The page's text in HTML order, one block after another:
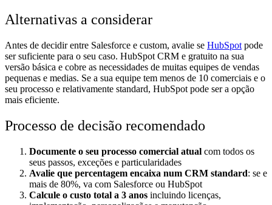
Alternativas a considerar
Antes de decidir entre Salesforce e custom, avalie se HubSpot pode
ser suficiente para o seu caso. HubSpot CRM e gratuito na sua
versão básica e cobre as necessidades de muitas equipes de vendas
pequenas e medias. Se a sua equipe tem menos de 10 comerciais e o
seu processo e relativamente standard, HubSpot pode ser a opção
mais eficiente.
Processo de decisão recomendado
Documente o seu processo comercial atual com todos os
seus passos, exceções e particularidades
Avalie que percentagem encaixa num CRM standard: se e
mais de 80%, va com Salesforce ou HubSpot
Calcule o custo total a 3 anos incluindo licenças,